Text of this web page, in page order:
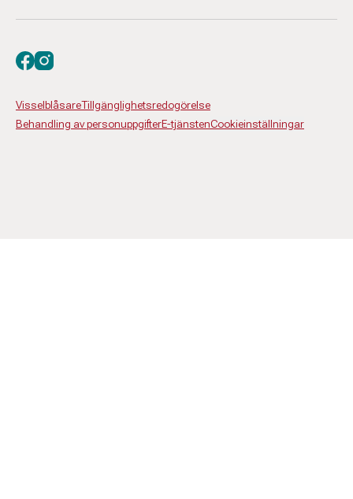
VisselblåsareTillgänglighetsredogörelse
Behandling av personuppgifterE-tjänstenCookieinställningar
Besök oss på facebook
Besök oss på instagram